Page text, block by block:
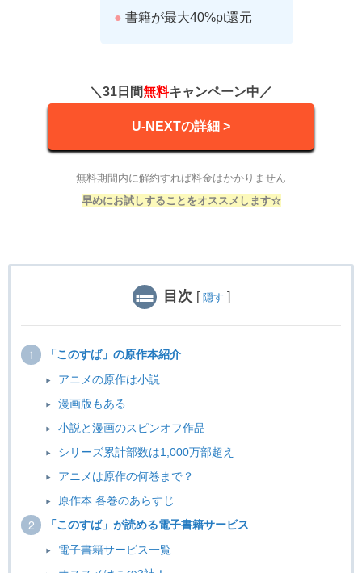
● 書籍が最大40%pt還元
＼31日間無料キャンペーン中／
U-NEXTの詳細 >
無料期間内に解約すれば料金はかかりません
早めにお試しすることをオススメします☆
目次 [ 隠す ]
「このすば」の原作本紹介
アニメの原作は小説
漫画版もある
小説と漫画のスピンオフ作品
シリーズ累計部数は1,000万部超え
アニメは原作の何巻まで？
原作本 各巻のあらすじ
「このすば」が読める電子書籍サービス
電子書籍サービス一覧